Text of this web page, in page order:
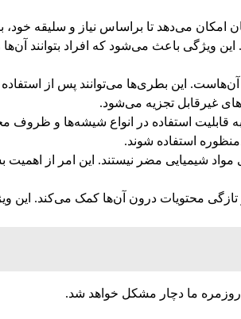
می‌دهد تا براساس نیاز و سلیقه خود،
ویژگی باعث می‌شود که افراد بتوانند
این بطری‌ها می‌توانند پس از استفاده
غیرقابل تجزیه می‌شود.
قابلیت استفاده در انواع شیشه‌ها و
استفاده شوند.
شیمیایی مضر نیستند. این امر از اهمیت
محتویات درون آن‌ها کمک می‌کند. این
روزمره ما دچار مشکل خواهد شد.